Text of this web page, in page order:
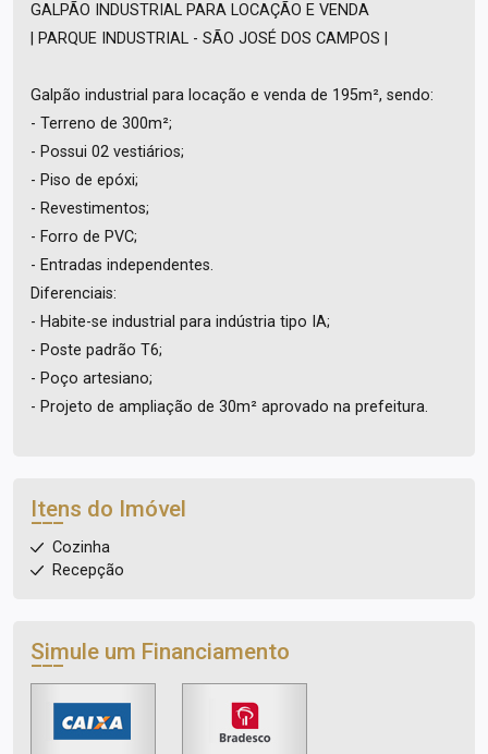
GALPÃO INDUSTRIAL PARA LOCAÇÃO E VENDA
| PARQUE INDUSTRIAL - SÃO JOSÉ DOS CAMPOS |
Galpão industrial para locação e venda de 195m², sendo:
- Terreno de 300m²;
- Possui 02 vestiários;
- Piso de epóxi;
- Revestimentos;
- Forro de PVC;
- Entradas independentes.
Diferenciais:
- Habite-se industrial para indústria tipo IA;
- Poste padrão T6;
- Poço artesiano;
- Projeto de ampliação de 30m² aprovado na prefeitura.
Itens do Imóvel
Cozinha
Recepção
Simule um Financiamento